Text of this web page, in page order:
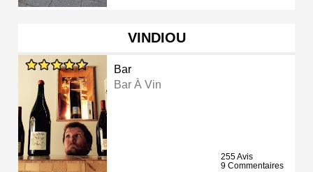
VINDIOU
Bar
Bar À Vin
255 Avis
9 Commentaires